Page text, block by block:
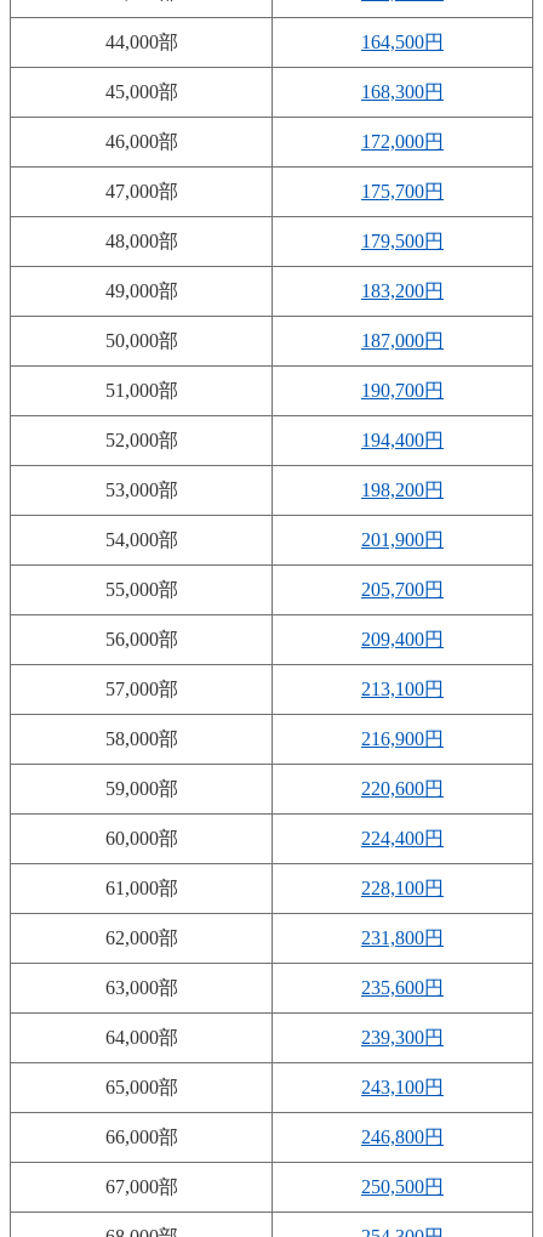
44,000部 164,500円
45,000部 168,300円
46,000部 172,000円
47,000部 175,700円
48,000部 179,500円
49,000部 183,200円
50,000部 187,000円
51,000部 190,700円
52,000部 194,400円
53,000部 198,200円
54,000部 201,900円
55,000部 205,700円
56,000部 209,400円
57,000部 213,100円
58,000部 216,900円
59,000部 220,600円
60,000部 224,400円
61,000部 228,100円
62,000部 231,800円
63,000部 235,600円
64,000部 239,300円
65,000部 243,100円
66,000部 246,800円
67,000部 250,500円